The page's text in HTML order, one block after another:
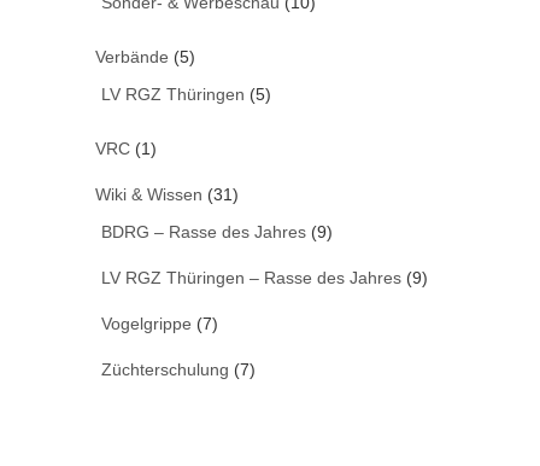
Verbände (5)
LV RGZ Thüringen (5)
VRC (1)
Wiki & Wissen (31)
BDRG – Rasse des Jahres (9)
LV RGZ Thüringen – Rasse des Jahres (9)
Vogelgrippe (7)
Züchterschulung (7)